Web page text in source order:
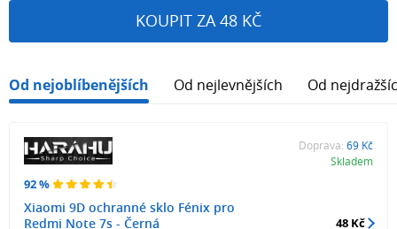
KOUPIT ZA 48 KČ
Od nejoblíbenějších Od nejlevnějších Od
92 %
Xiaomi 9D ochranné sklo Fénix pro
Redmi Note 7s - Černá
Doprava: 69 Kč
Skladem
48 Kč